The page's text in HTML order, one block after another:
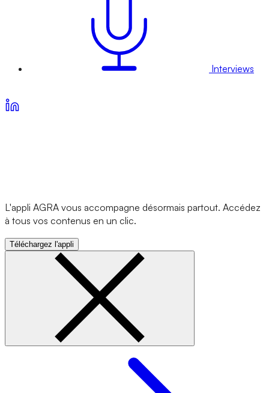
Interviews
L'appli AGRA vous accompagne désormais partout. Accédez
à tous vos contenus en un clic.
Téléchargez l'appli